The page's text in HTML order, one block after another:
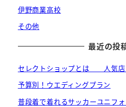
伊野商業高校
その他
最近の投
セレクトショップとは 人気店
予算別！ウエディングプラン
普段着で着れるサッカーユニフ